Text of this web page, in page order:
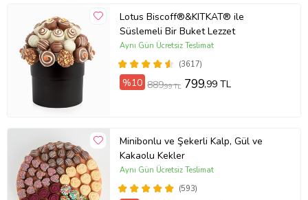
Lotus Biscoff®&KITKAT® ile
Süslemeli Bir Buket Lezzet
(3617)
Aynı Gün Ücretsiz Teslimat
%10 889,99 TL 799,99 TL
Minibonlu ve Şekerli Kalp, Gül ve
Kakaolu Kekler
(593)
Aynı Gün Ücretsiz Teslimat